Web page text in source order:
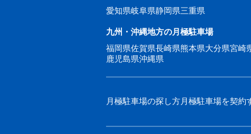
愛知県岐阜県静岡県三重県
九州・沖縄地方の月極駐車場
福岡県佐賀県長崎県熊本県大分県宮崎
鹿児島県沖縄県
月極駐車場の探し方月極駐車場を契約